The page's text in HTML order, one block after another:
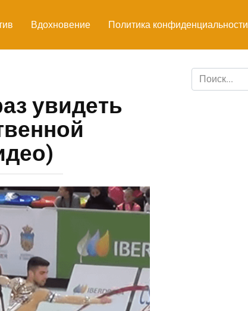
Вдохновение Политика конфиденциальности
увидеть
Search
for: